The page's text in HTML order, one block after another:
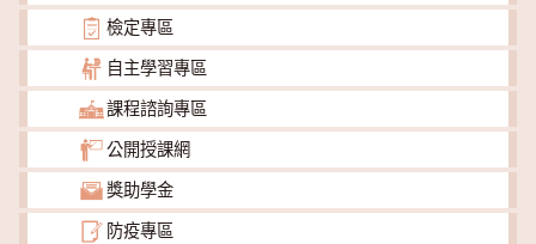
檢定專區
自主學習專區
課程諮詢專區
公開授課網
獎助學金
防疫專區